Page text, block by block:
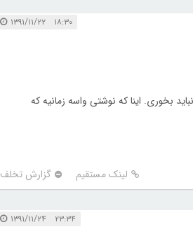
۱۸:۳۰ ۱۳۹۱/۱۱/۲۲
بخوری. اینا که نوشتی واسه زمانیه که
لینک مستقیم گزارش تخلف
۲۳:۳۴ ۱۳۹۱/۱۱/۲۴